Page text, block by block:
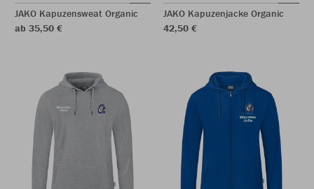
JAKO Kapuzensweat Organic
ab 35,50 €
JAKO Kapuzenjacke Organic
42,50 €